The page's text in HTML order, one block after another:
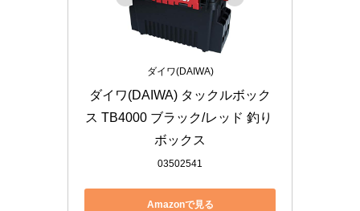
ダイワ(DAIWA)
ダイワ(DAIWA) タックルボック
ス TB4000 ブラック/レッド 釣り
ボックス
03502541
Amazonで見る